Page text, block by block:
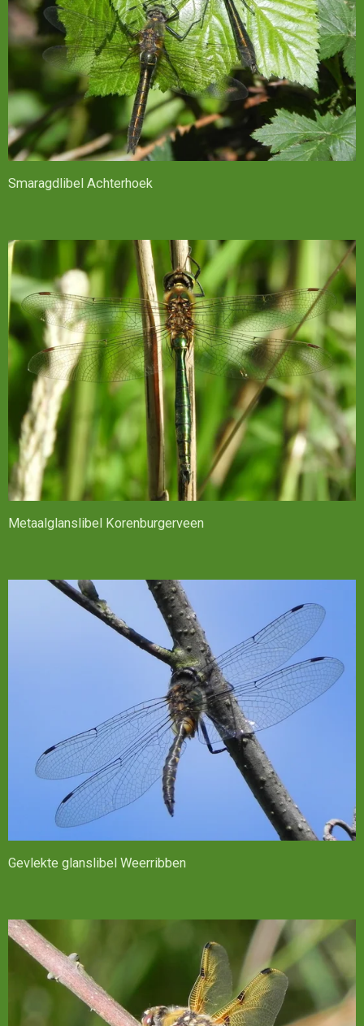
Smaragdlibel Achterhoek
Metaalglanslibel Korenburgerveen
Gevlekte glanslibel Weerribben